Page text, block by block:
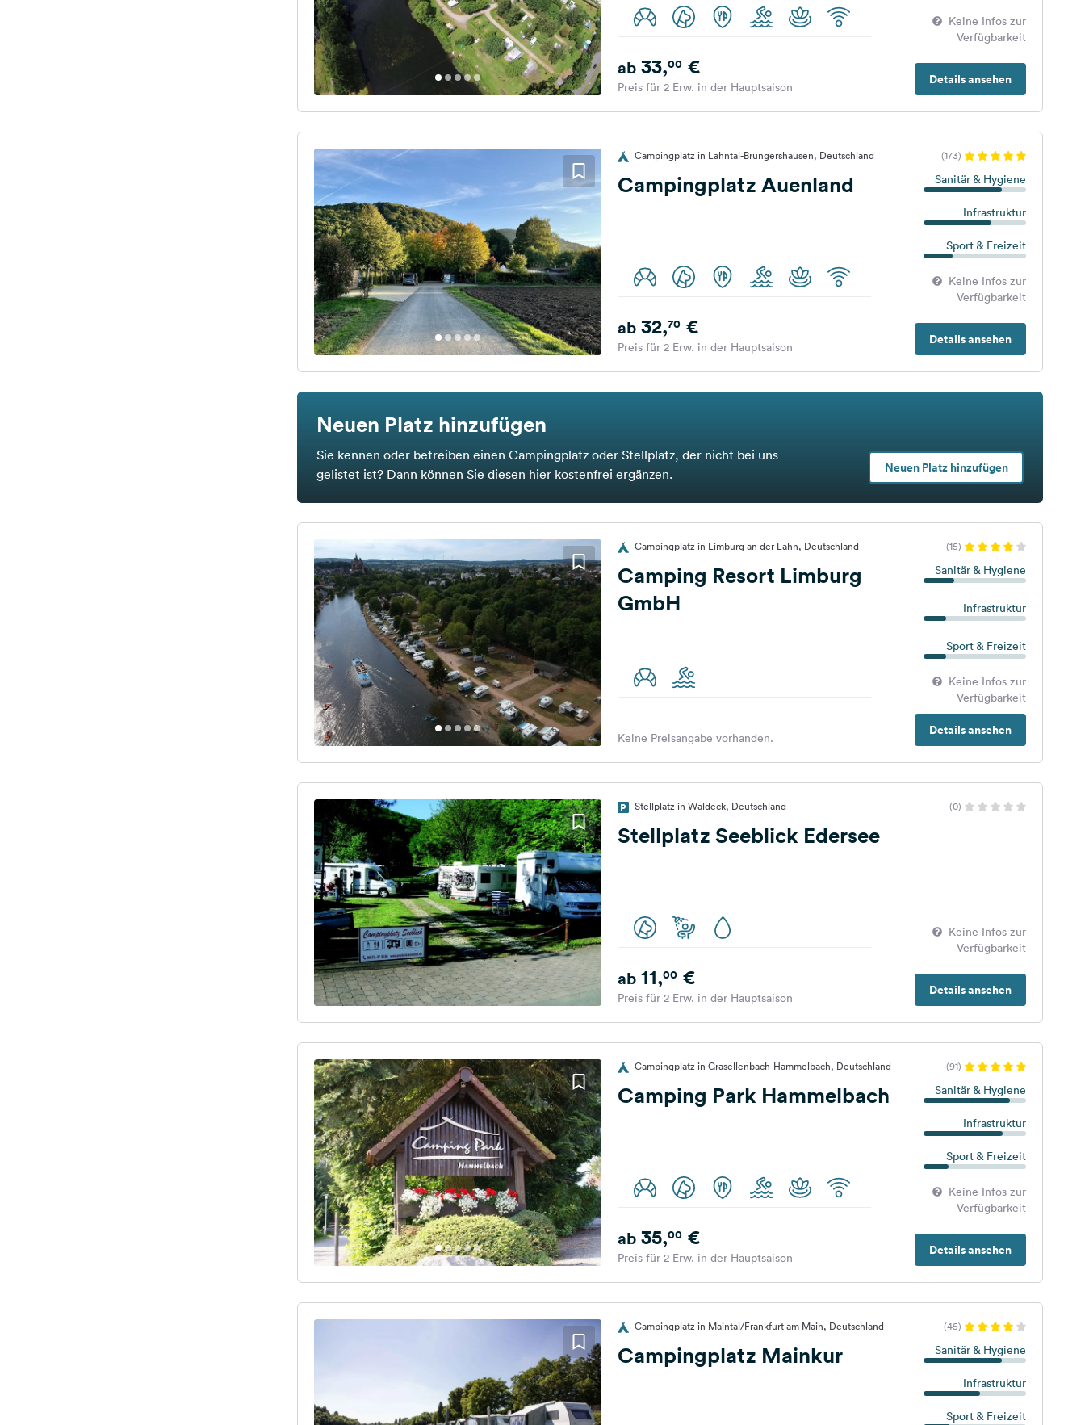
Keine Infos zur
Verfügbarkeit
Details ansehen
ab33,00€
Preis für 2 Erw. in der Hauptsaison
Campingplatz in Lahntal-Brungershausen, Deutschland (173)
Campingplatz Auenland Sanitär & Hygiene
Infrastruktur
Sport & Freizeit
Keine Infos zur
Verfügbarkeit
Details ansehen
ab32,70€
Preis für 2 Erw. in der Hauptsaison
Neuen Platz hinzufügen
Sie kennen oder betreiben einen Campingplatz oder Stellplatz, der nicht bei uns
gelistet ist? Dann können Sie diesen hier kostenfrei ergänzen.
Neuen Platz hinzufügen
Campingplatz in Limburg an der Lahn, Deutschland (15)
Camping Resort Limburg
GmbH
Sanitär & Hygiene
Infrastruktur
Sport & Freizeit
Keine Infos zur
Verfügbarkeit
Details ansehen
Keine Preisangabe vorhanden.
Stellplatz in Waldeck, Deutschland (0)
Stellplatz Seeblick Edersee
Keine Infos zur
Verfügbarkeit
Details ansehen
ab11,00€
Preis für 2 Erw. in der Hauptsaison
Campingplatz in Grasellenbach-Hammelbach, Deutschland (91)
Camping Park Hammelbach Sanitär & Hygiene
Infrastruktur
Sport & Freizeit
Keine Infos zur
Verfügbarkeit
Details ansehen
ab35,00€
Preis für 2 Erw. in der Hauptsaison
Campingplatz in Maintal/Frankfurt am Main, Deutschland (45)
Campingplatz Mainkur Sanitär & Hygiene
Infrastruktur
Sport & Freizeit